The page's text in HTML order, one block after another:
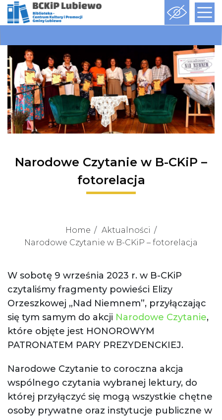
Narodowe Czytanie w B-CKiP –
fotorelacja
Home
Aktualności
Narodowe Czytanie w B-CKiP – fotorelacja
W sobotę 9 września 2023 r. w B-CKiP
czytaliśmy fragmenty powieści Elizy
Orzeszkowej „Nad Niemnem”, przyłączając
się tym samym do akcji Narodowe Czytanie,
które objęte jest HONOROWYM
PATRONATEM PARY PREZYDENCKIEJ.
Narodowe Czytanie to coroczna akcja
wspólnego czytania wybranej lektury, do
której przyłączyć się mogą wszystkie chętne
osoby prywatne oraz instytucje publiczne w